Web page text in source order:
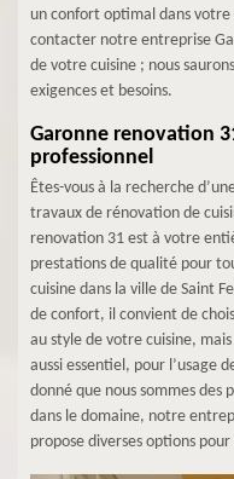
un confort optimal dans votre
contacter notre entreprise
de votre cuisine ; nous
exigences et besoins.
Garonne renovation
professionnel
Êtes-vous à la recherche
travaux de rénovation de
renovation 31 est à votre
prestations de qualité pour
cuisine dans la ville de Saint
de confort, il convient de
au style de votre cuisine,
aussi essentiel, pour l’usage
donné que nous sommes des
dans le domaine, notre
propose diverses options